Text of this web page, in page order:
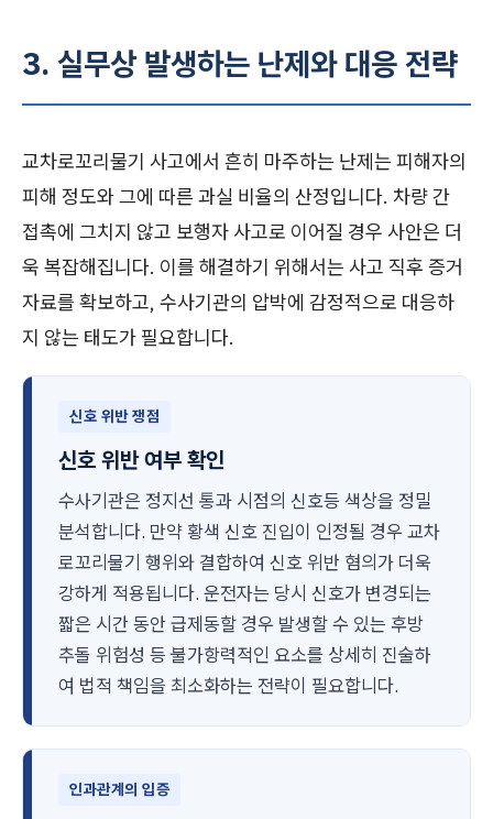
3. 실무상 발생하는 난제와 대응 전략
교차로꼬리물기 사고에서 흔히 마주하는 난제는 피해자의
피해 정도와 그에 따른 과실 비율의 산정입니다. 차량 간
접촉에 그치지 않고 보행자 사고로 이어질 경우 사안은 더
욱 복잡해집니다. 이를 해결하기 위해서는 사고 직후 증거
자료를 확보하고, 수사기관의 압박에 감정적으로 대응하
지 않는 태도가 필요합니다.
신호 위반 쟁점
신호 위반 여부 확인
수사기관은 정지선 통과 시점의 신호등 색상을 정밀
분석합니다. 만약 황색 신호 진입이 인정될 경우 교차
로꼬리물기 행위와 결합하여 신호 위반 혐의가 더욱
강하게 적용됩니다. 운전자는 당시 신호가 변경되는
짧은 시간 동안 급제동할 경우 발생할 수 있는 후방
추돌 위험성 등 불가항력적인 요소를 상세히 진술하
여 법적 책임을 최소화하는 전략이 필요합니다.
인과관계의 입증